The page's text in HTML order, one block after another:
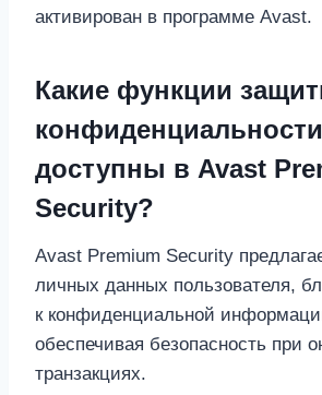
активирован в программе Avast.
Какие функции
конфиденциальности
доступны в Avast
Security?
Avast Premium Security
личных данных пользователя,
к конфиденциальной
обеспечивая безопасность при
транзакциях.